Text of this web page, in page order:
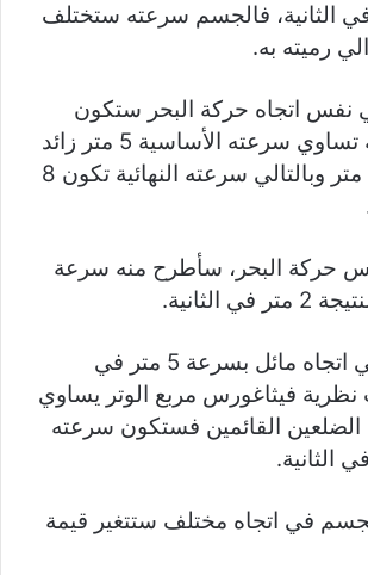
5 متر في الثانية، فالجسم سرعته ستختلف
رميته به.
نفس اتجاه حركة البحر ستكون
سرعته النهائية تساوي سرعته الأساسية 5 متر زائد
سرعة البحر 3 متر وبالتالي سرعته النهائية تكون 8
حركة البحر، سأطرح منه سرعة
الثانية.
أما إذا رميته في اتجاه مائل بسرعة 5 متر في
نظرية فيثاغورس مربع الوتر يساوي
القائمين فستكون سرعته
في اتجاه مختلف ستتغير قيمة